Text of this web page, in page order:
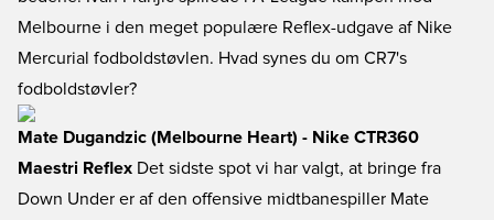
Melbourne i den meget populære Reflex-udgave af Nike
Mercurial fodboldstøvlen. Hvad synes du om CR7's
fodboldstøvler?
Mate Dugandzic (Melbourne Heart) - Nike CTR360
Maestri Reflex Det sidste spot vi har valgt, at bringe fra
Down Under er af den offensive midtbanespiller Mate